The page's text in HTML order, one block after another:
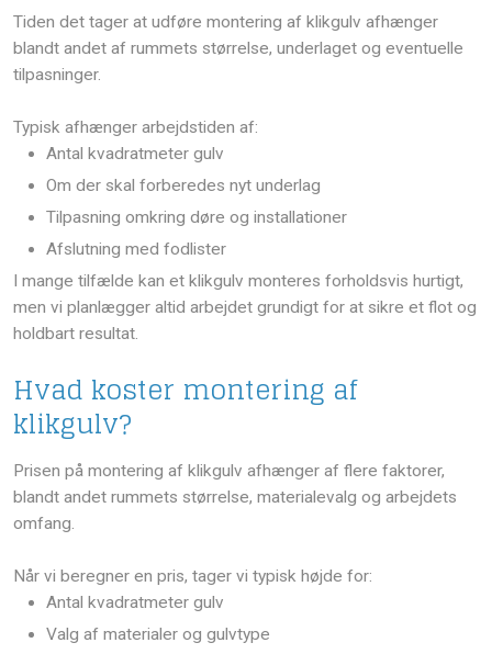
Tiden det tager at udføre montering af klikgulv afhænger
blandt andet af rummets størrelse, underlaget og eventuelle
tilpasninger.
Typisk afhænger arbejdstiden af:
​Antal kvadratmeter gulv
​Om der skal forberedes nyt underlag
​Tilpasning omkring døre og installationer
​Afslutning med fodlister
I mange tilfælde kan et klikgulv monteres forholdsvis hurtigt,
men vi planlægger altid arbejdet grundigt for at sikre et flot og
holdbart resultat.
Hvad koster montering af
klikgulv?
Prisen på montering af klikgulv afhænger af flere faktorer,
blandt andet rummets størrelse, materialevalg og arbejdets
omfang.
Når vi beregner en pris, tager vi typisk højde for:
​Antal kvadratmeter gulv
​Valg af materialer og gulvtype